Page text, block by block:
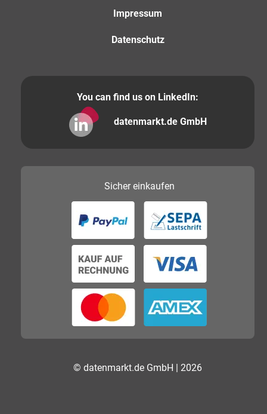
Impressum
Datenschutz
You can find us on LinkedIn:
datenmarkt.de GmbH
Sichereinkaufen
© datenmarkt.de GmbH | 2026